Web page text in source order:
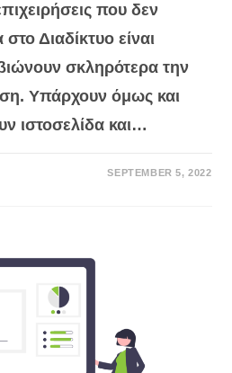
που δεν
Διαδίκτυο είναι
σκληρότερα την
Υπάρχουν όμως και
ιστοσελίδα και…
SEPTEMBER 5, 2022